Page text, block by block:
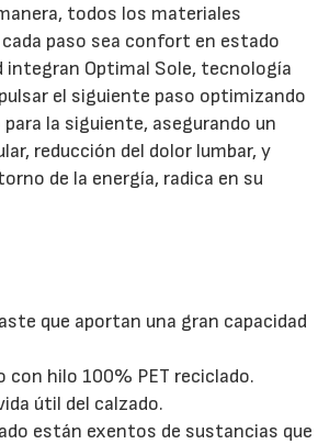
todos los materiales
paso sea confort en estado
integran Optimal Sole, tecnología
el siguiente paso optimizando
la siguiente, asegurando un
reducción del dolor lumbar, y
de la energía, radica en su
que aportan una gran capacidad
con hilo 100% PET reciclado.
útil del calzado.
están exentos de sustancias que